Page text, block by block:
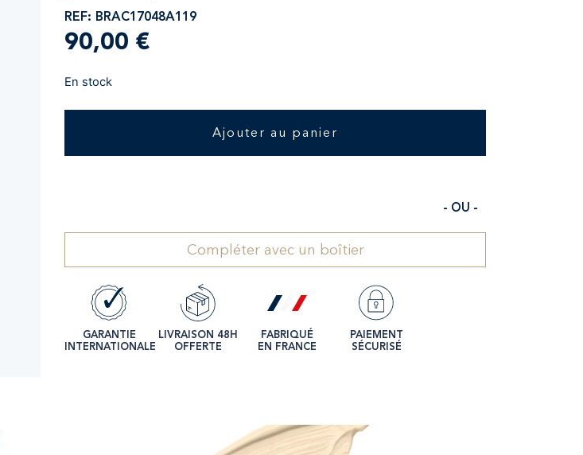
REF: BRAC17048A119
90,00 €
En stock
Ajouter au panier
- OU -
Compléter avec un boîtier
GARANTIE
INTERNATIONALE
LIVRAISON 48H
OFFERTE
FABRIQUÉ
EN FRANCE
PAIEMENT
SÉCURISÉ